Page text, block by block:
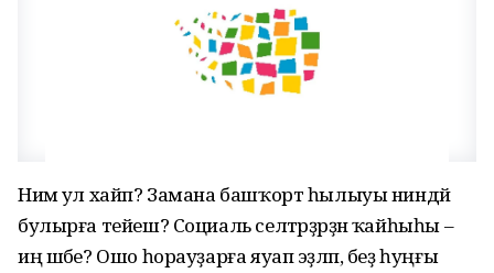
Нимә ул хайп? Замана башҡорт һылыуы ниндәй
булырға тейеш? Социаль селтәрҙәрҙән ҡайһыһы –
иң шәбе? Ошо һорауҙарға яуап эҙләп, беҙ һуңғы